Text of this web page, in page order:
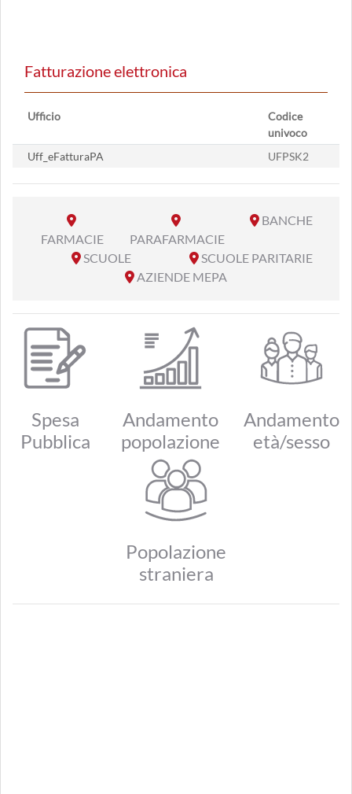
Fatturazione elettronica
Ufficio
Codice
univoco
Uff_eFatturaPA
UFPSK2
FARMACIE PARAFARMACIE
BANCHE
SCUOLE
SCUOLE PARITARIE
AZIENDE MEPA
Spesa
Pubblica
Andamento
popolazione
Andamento
età/sesso
Popolazione
straniera